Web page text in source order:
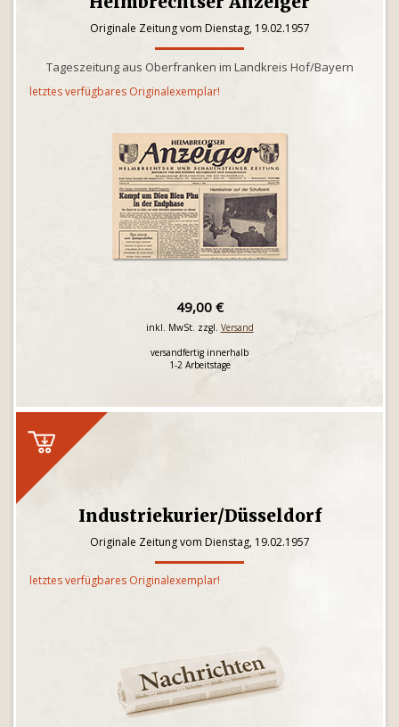
Originale Zeitung vom Dienstag, 19.02.1957
Tageszeitung aus Oberfranken im Landkreis Hof/Bayern
letztes verfügbares Originalexemplar!
49,00 €
inkl. MwSt. zzgl. Versand
versandfertig innerhalb
1-2 Arbeitstage
Industriekurier/Düsseldorf
Originale Zeitung vom Dienstag, 19.02.1957
letztes verfügbares Originalexemplar!